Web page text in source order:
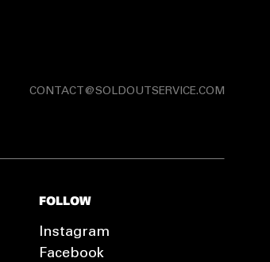
CONTACT@SOLDOUTSERVICE.COM
FOLLOW
Instagram
Facebook